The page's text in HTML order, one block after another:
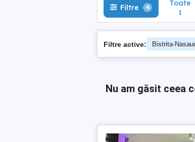
Filtre 4 Toate
1
Filtre active: Bistrita-
Nu am găsit ceea